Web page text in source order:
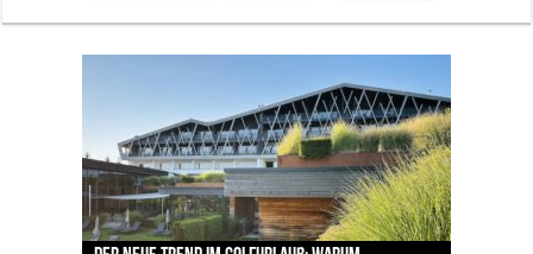
The Open 2026 in Royal Birkdale: Warum der